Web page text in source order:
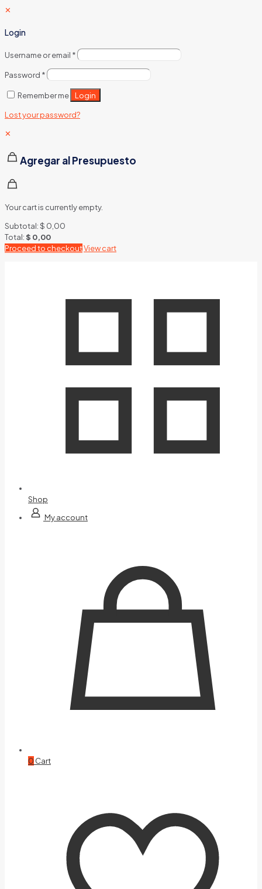
✕
Login
Username or email *
Password *
Remember me Login
Lost your password?
✕
Agregar al Presupuesto
Your cart is currently empty.
Subtotal:$ 0,00
Total:$ 0,00
Proceed to checkoutView cart
Shop
My account
0 Cart